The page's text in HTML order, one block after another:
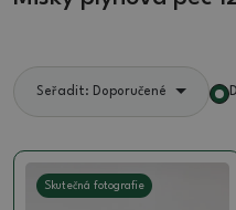
Seřadit: Doporučené
Skutečná fotografie